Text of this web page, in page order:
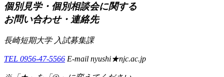
個別見学・個別相談会に関する
お問い合わせ・連絡先
長崎短期大学 入試募集課
TEL 0956-47-5566 E-mail nyushi★njc.ac.jp